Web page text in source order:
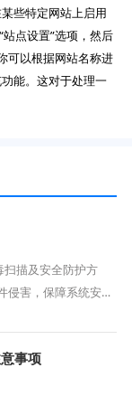
些特定网站上启用
点设置”选项，然后
可以根据网站名称进
能。这对于处理一
描及安全防护方
侵害，保障系统安
事项